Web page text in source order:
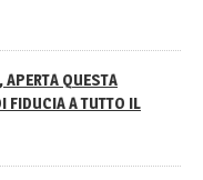
QUESTA
FIDUCIA A TUTTO IL